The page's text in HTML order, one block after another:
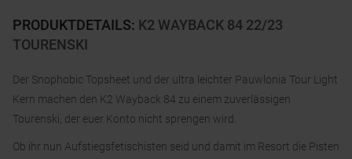
PRODUKTDETAILS: K2 WAYBACK 84 22/23
TOURENSKI
Der Snophobic Topsheet und der ultra leichter Pauwlonia Tour Light
Kern machen den K2 Wayback 84 zu einem zuverlässigen
Tourenski, der euer Konto nicht sprengen wird.
Ob ihr nun Aufstiegsfetischisten seid und damit im Resort die Pisten